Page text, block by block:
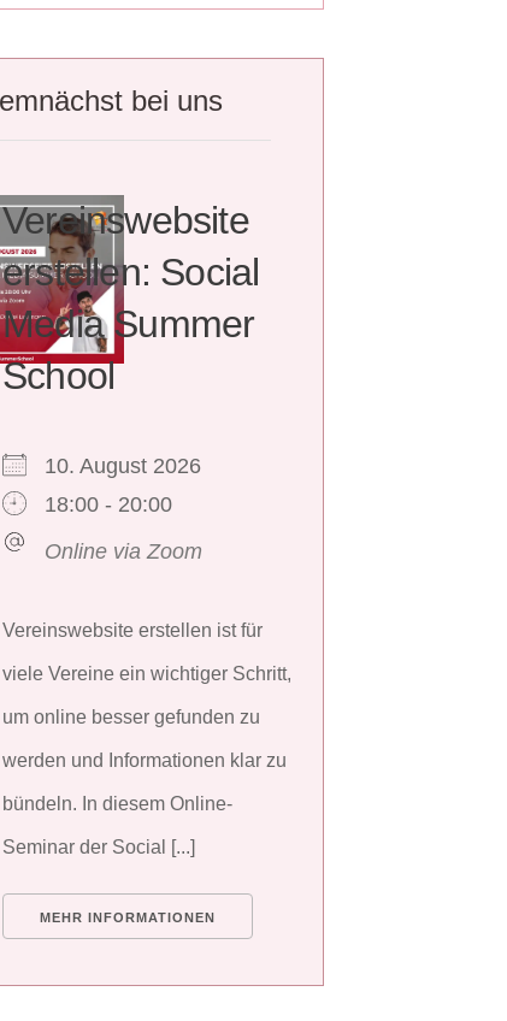
bei uns
Vereinswebsite
erstellen: Social
Media Summer
School
10. August 2026
18:00 - 20:00
Online via Zoom
Vereinswebsite erstellen ist für
viele Vereine ein wichtiger Schritt,
um online besser gefunden zu
werden und Informationen klar zu
bündeln. In diesem Online-
Seminar der Social [...]
MEHR INFORMATIONEN